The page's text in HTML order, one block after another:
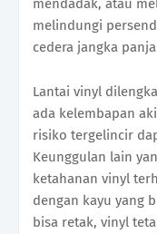
mendadak, atau
melindungi
cedera jangka
Lantai vinyl
ada kelembapan
risiko tergelincir
Keunggulan lain
ketahanan vinyl
dengan kayu yang
bisa retak, vinyl